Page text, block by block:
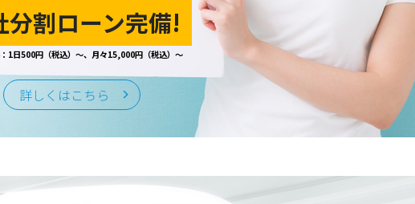
ることはいたしません。
に対する予防ならびに是正に努め、合理的
分割ローン完備!
1日500円（税込）～、月々15,000円（税込）～
詳しくはこちら